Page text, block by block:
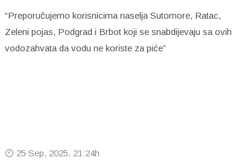
“Preporučujemo korisnicima naselja Sutomore, Ratac,
Zeleni pojas, Podgrad i Brbot koji se snabdijevaju sa ovih
vodozahvata da vodu ne koriste za piće”
25 Sep, 2025. 21:24h